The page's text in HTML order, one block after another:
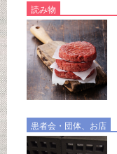
読み物
患者会・団体、お店